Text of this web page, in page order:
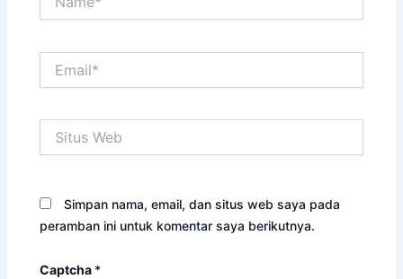
Web
Simpan nama, email, dan situs web saya pada
peramban ini untuk komentar saya berikutnya.
Captcha *